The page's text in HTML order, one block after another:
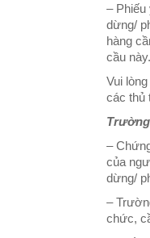
– Phiếu
dừng/
hàng
cầu này.
Vui
các thủ
–
của
dừng/
–
chức,